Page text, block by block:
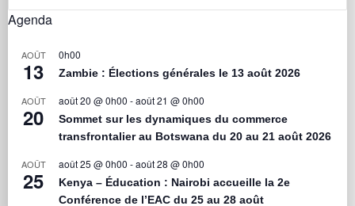
Agenda
AOÛT
13
0h00
Zambie : Élections générales le 13 août 2026
AOÛT
20
août 20 @ 0h00 -août 21 @ 0h00
Sommet sur les dynamiques du commerce
transfrontalier au Botswana du 20 au 21 août 2026
AOÛT
25
août 25 @ 0h00 -août 28 @ 0h00
Kenya – Éducation : Nairobi accueille la 2e
Conférence de l’EAC du 25 au 28 août